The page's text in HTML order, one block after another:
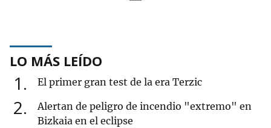
LO MÁS LEÍDO
1 El primer gran test de la era Terzic
2
Alertan de peligro de incendio "extremo" en
Bizkaia en el eclipse